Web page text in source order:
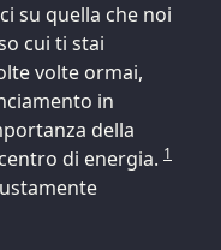
su quella che noi
cui ti stai
volte ormai,
in
della
di energia. 1